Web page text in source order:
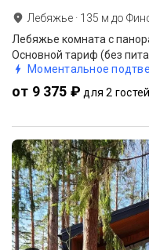
Лебяжье · 135 м до
Лебяжье комната с
Основной тариф (без
Моментальное
от 9 375 ₽ для 2 гостей